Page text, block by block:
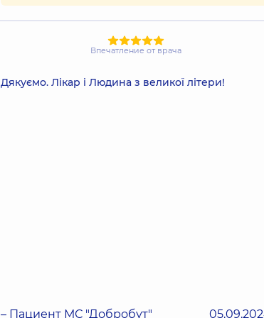
Впечатление от врача
Дякуємо. Лікар і Людина з великої літери!
– Пациент МС "Добробут"